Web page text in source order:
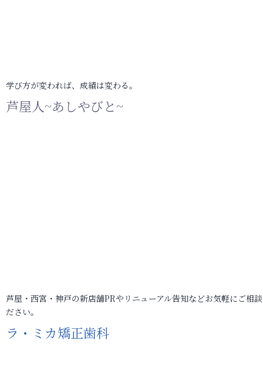
学び方が変われば、成績は変わる。
芦屋人~あしやびと~
芦屋・西宮・神戸の新店舗PRやリニューアル告知などお気軽にご相
ださい。
ラ・ミカ矯正歯科